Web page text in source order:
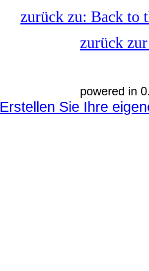
zurück zu: Back to
zurück
powered in
Erstellen Sie Ihre